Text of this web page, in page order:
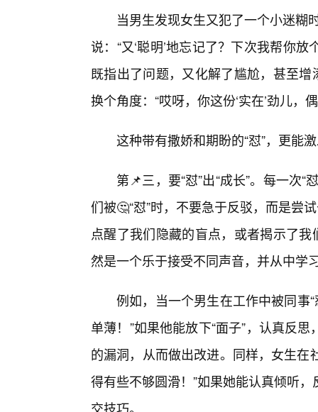
当男生发现女生又犯了一个小迷糊
说：“又‘聪明’地忘记了？下次我帮你
既指出了问题，又化解了尴尬，甚至
换个角度：“哎呀，你这份‘实在’劲儿，
这种带有撒娇和期盼的“怼”，更能
第📌三，要“怼”出“成长”。每一次
们被🤔“怼”时，不要急于反驳，而是尝
点醒了我们隐藏的盲点，或者揭示了
然是一个乐于接受不同声音，并从中学
例如，当一个男生在工作中被同事
单薄！”如果他能放下“面子”，认真反
的漏洞，从而做出改进。同样，女生在
得有些不够圆滑！”如果她能认真倾听
交技巧。